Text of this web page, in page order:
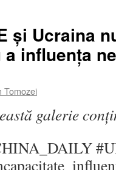
și Ucraina
influența
Tomozei
galerie